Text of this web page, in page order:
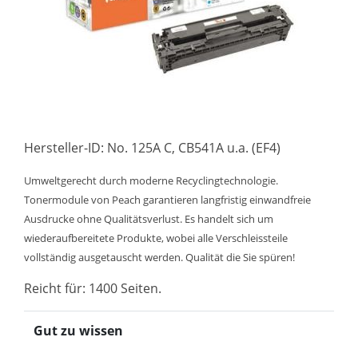
Hersteller-ID: No. 125A C, CB541A u.a. (EF4)
Umweltgerecht durch moderne Recyclingtechnologie.
Tonermodule von Peach garantieren langfristig einwandfreie
Ausdrucke ohne Qualitätsverlust. Es handelt sich um
wiederaufbereitete Produkte, wobei alle Verschleissteile
vollständig ausgetauscht werden. Qualität die Sie spüren!
Reicht für: 1400 Seiten.
Gut zu wissen